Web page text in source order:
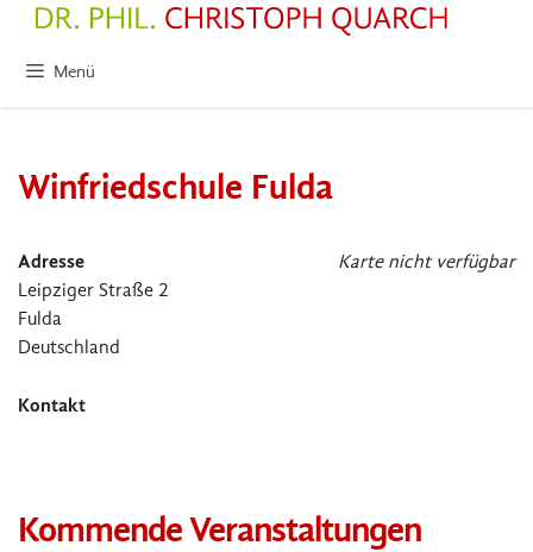
springenMenü
Winfriedschule Fulda
Karte nicht verfügbar
Adresse
Leipziger Straße 2
Fulda
Deutschland
Kontakt
Kommende Veranstaltungen